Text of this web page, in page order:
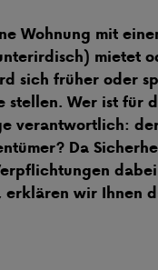
Wohnung mit
mietet
sich früher oder
stellen. Wer ist für
verantwortlich:
Da
erklären wir Ihnen